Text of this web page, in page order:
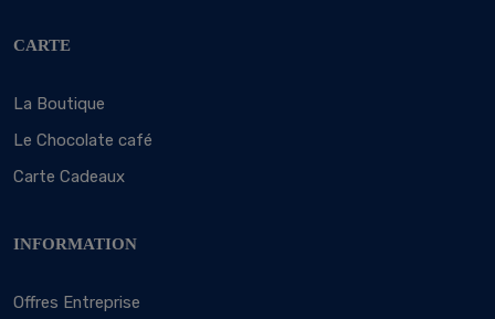
CARTE
La Boutique
Le Chocolate café
Carte Cadeaux
INFORMATION
Offres Entreprise